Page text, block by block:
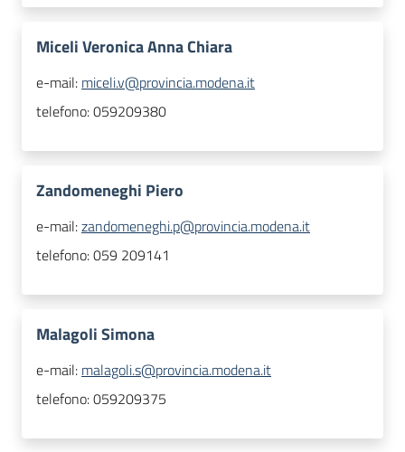
Miceli Veronica Anna Chiara
e-mail: miceli.v@provincia.modena.it
telefono:059209380
Zandomeneghi Piero
e-mail:zandomeneghi.p@provincia.modena.it
telefono:059 209141
Malagoli Simona
e-mail: malagoli.s@provincia.modena.it
telefono:059209375